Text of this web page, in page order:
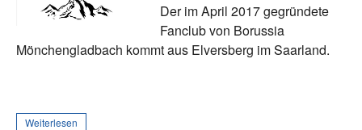
Der im April 2017 gegründete
Fanclub von Borussia
Mönchengladbach kommt aus Elversberg im Saarland.
Weiterlesen